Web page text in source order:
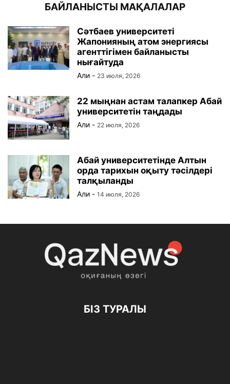
БАЙЛАНЫСТЫ МАҚАЛАЛАР
Сәтбаев университеті
Жапонияның атом энергиясы
агенттігімен байланысты
нығайтуда
Али - 23 июля, 2026
22 мыңнан астам талапкер Абай
университетін таңдады
Али - 22 июля, 2026
Абай университетінде Алтын
орда тарихын оқыту тәсілдері
талқыланды
Али - 14 июля, 2026
БІЗ ТУРАЛЫ